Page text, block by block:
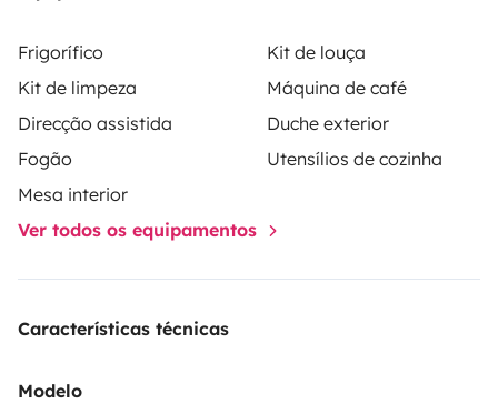
Frigorífico
Kit de louça
Kit de limpeza
Máquina de café
Direcção assistida
Duche exterior
Fogão
Utensílios de cozinha
Mesa interior
Ver todos os equipamentos
Características técnicas
Modelo